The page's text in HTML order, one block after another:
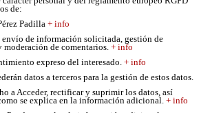
de:
Padilla+ info
envío de información solicitada, gestión de
moderación de comentarios.+ info
expreso del interesado.+ info
datos a terceros para la gestión de estos datos.
a Acceder, rectificar y suprimir los datos, así
se explica en la información adicional.+ info